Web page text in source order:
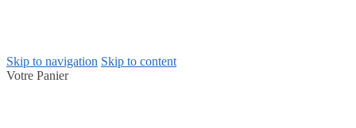
Skip to navigation Skip to content
Votre Panier